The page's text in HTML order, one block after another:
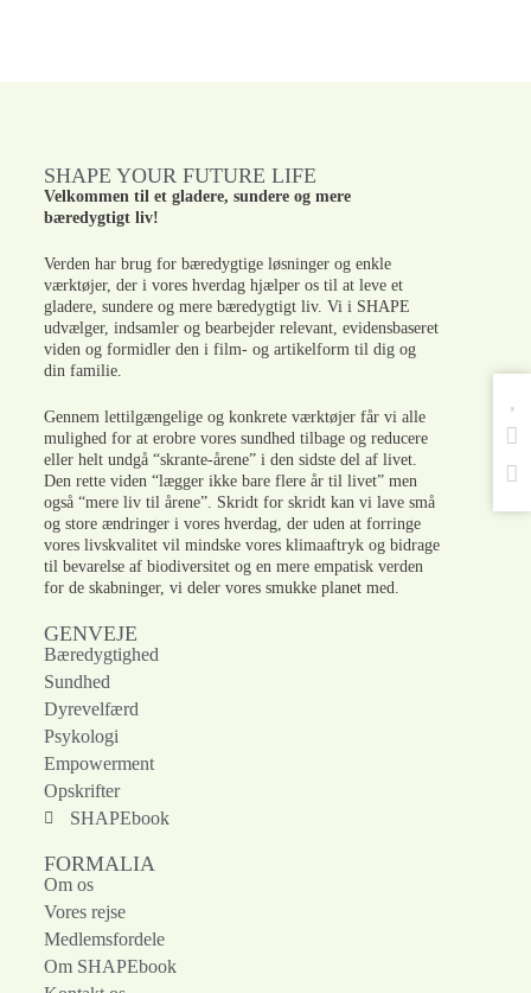
SHAPE YOUR FUTURE LIFE
Velkommen til et gladere, sundere og mere
bæredygtigt liv!
Verden har brug for bæredygtige løsninger og enkle
værktøjer, der i vores hverdag hjælper os til at leve et
gladere, sundere og mere bæredygtigt liv. Vi i SHAPE
udvælger, indsamler og bearbejder relevant, evidensbaseret
viden og formidler den i film- og artikelform til dig og
din familie.
Gennem lettilgængelige og konkrete værktøjer får vi alle
mulighed for at erobre vores sundhed tilbage og reducere
eller helt undgå “skrante-årene” i den sidste del af livet.
Den rette viden “lægger ikke bare flere år til livet” men
også “mere liv til årene”. Skridt for skridt kan vi lave små
og store ændringer i vores hverdag, der uden at forringe
vores livskvalitet vil mindske vores klimaaftryk og bidrage
til bevarelse af biodiversitet og en mere empatisk verden
for de skabninger, vi deler vores smukke planet med.
GENVEJE
Bæredygtighed
Sundhed
Dyrevelfærd
Psykologi
Empowerment
Opskrifter
SHAPEbook
FORMALIA
Om os
Vores rejse
Medlemsfordele
Om SHAPEbook